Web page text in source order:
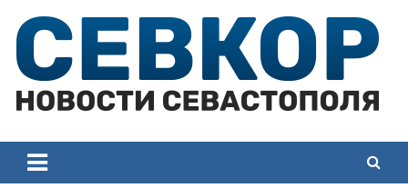
content
Севастополя
Севастополя